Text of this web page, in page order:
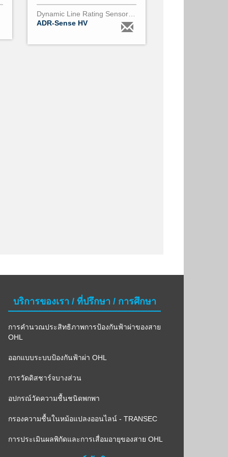
Dynamic Line Rating Sensor130kV - 800kV
ADR-Sense HV
บริการของเรา / ที่ปรึกษา / การศึกษา
การคำนวณประสิทธิภาพการป้องกันฟ้าผ่าของสาย
OHL
ออกแบบระบบป้องกันฟ้าผ่า OHL
การวัดดิสชาร์จบางส่วน
อปกรณ์วัดความชื้นชนิดพกพา
กรองความชื้นในหม้อแปลงออนไลน์ - TRANSEC
การประเมินผลพิกัดและการเสื่อมอายุของสาย OHL